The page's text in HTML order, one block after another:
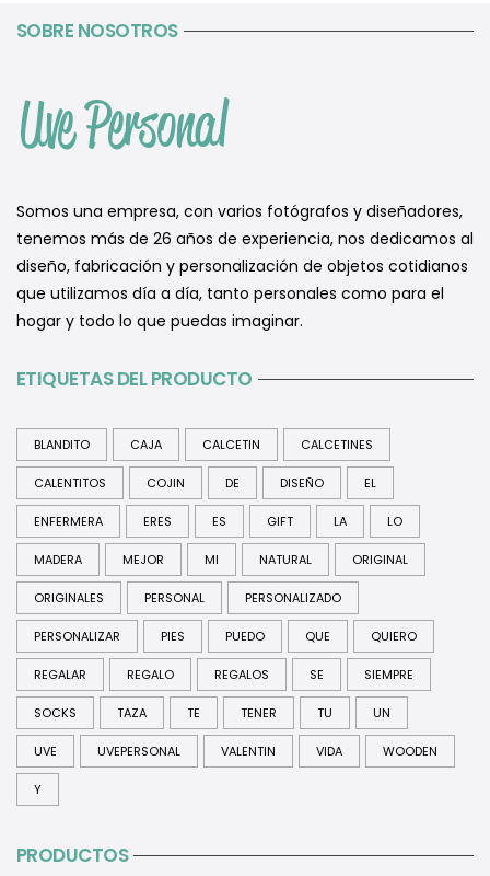
SOBRE NOSOTROS
Somos una empresa, con varios fotógrafos y diseñadores,
tenemos más de 26 años de experiencia, nos dedicamos al
diseño, fabricación y personalización de objetos cotidianos
que utilizamos día a día, tanto personales como para el
hogar y todo lo que puedas imaginar.
ETIQUETAS DEL PRODUCTO
BLANDITO CAJA CALCETIN CALCETINES
CALENTITOS COJIN DE DISEÑO EL
ENFERMERA ERES ES GIFT LA LO
MADERA MEJOR MI NATURAL ORIGINAL
ORIGINALES PERSONAL PERSONALIZADO
PERSONALIZAR PIES PUEDO QUE QUIERO
REGALAR REGALO REGALOS SE SIEMPRE
SOCKS TAZA TE TENER TU UN
UVE UVEPERSONAL VALENTIN VIDA WOODEN
Y
PRODUCTOS